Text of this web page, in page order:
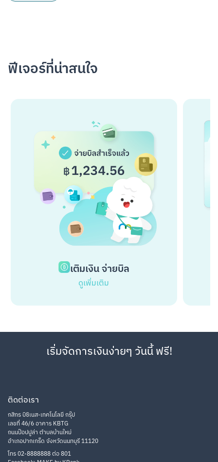
ฟีเจอร์ที่น่าสนใจ
เติมเงิน จ่ายบิล
ดูเพิ่มเติม
ติดต่อเรา
กสิกร บิซิเนส-เทคโนโลยี กรุ๊ป
เลขที่ 46/6 อาคาร KBTG
ถนนป๊อปปูล่า ตำบลบ้านใหม่
อำเภอปากเกร็ด จังหวัดนนทบุรี 11120
โทร 02-8888888 ต่อ 801
เริ่มจัดการเงินง่ายๆ วันนี้ ฟรี!